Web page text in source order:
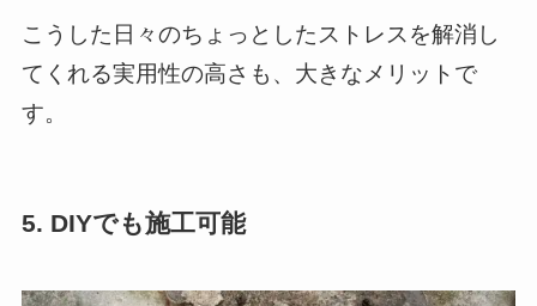
こうした日々のちょっとしたストレスを解消し
てくれる実用性の高さも、大きなメリットで
す。
5. DIYでも施工可能